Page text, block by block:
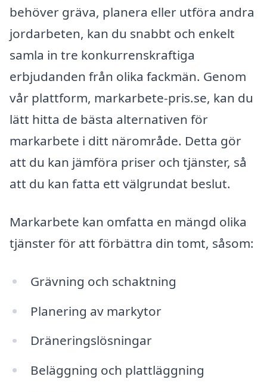
behöver gräva, planera eller utföra andra
jordarbeten, kan du snabbt och enkelt
samla in tre konkurrenskraftiga
erbjudanden från olika fackmän. Genom
vår plattform, markarbete-pris.se, kan du
lätt hitta de bästa alternativen för
markarbete i ditt närområde. Detta gör
att du kan jämföra priser och tjänster, så
att du kan fatta ett välgrundat beslut.
Markarbete kan omfatta en mängd olika
tjänster för att förbättra din tomt, såsom:
Grävning och schaktning
Planering av markytor
Dräneringslösningar
Beläggning och plattläggning